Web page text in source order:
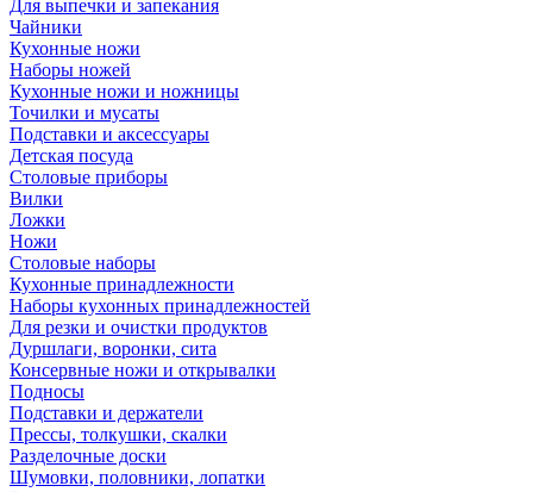
Для выпечки и запекания
Чайники
Кухонные ножи
Наборы ножей
Кухонные ножи и ножницы
Точилки и мусаты
Подставки и аксессуары
Детская посуда
Столовые приборы
Вилки
Ложки
Ножи
Столовые наборы
Кухонные принадлежности
Наборы кухонных принадлежностей
Для резки и очистки продуктов
Дуршлаги, воронки, сита
Консервные ножи и открывалки
Подносы
Подставки и держатели
Прессы, толкушки, скалки
Разделочные доски
Шумовки, половники, лопатки